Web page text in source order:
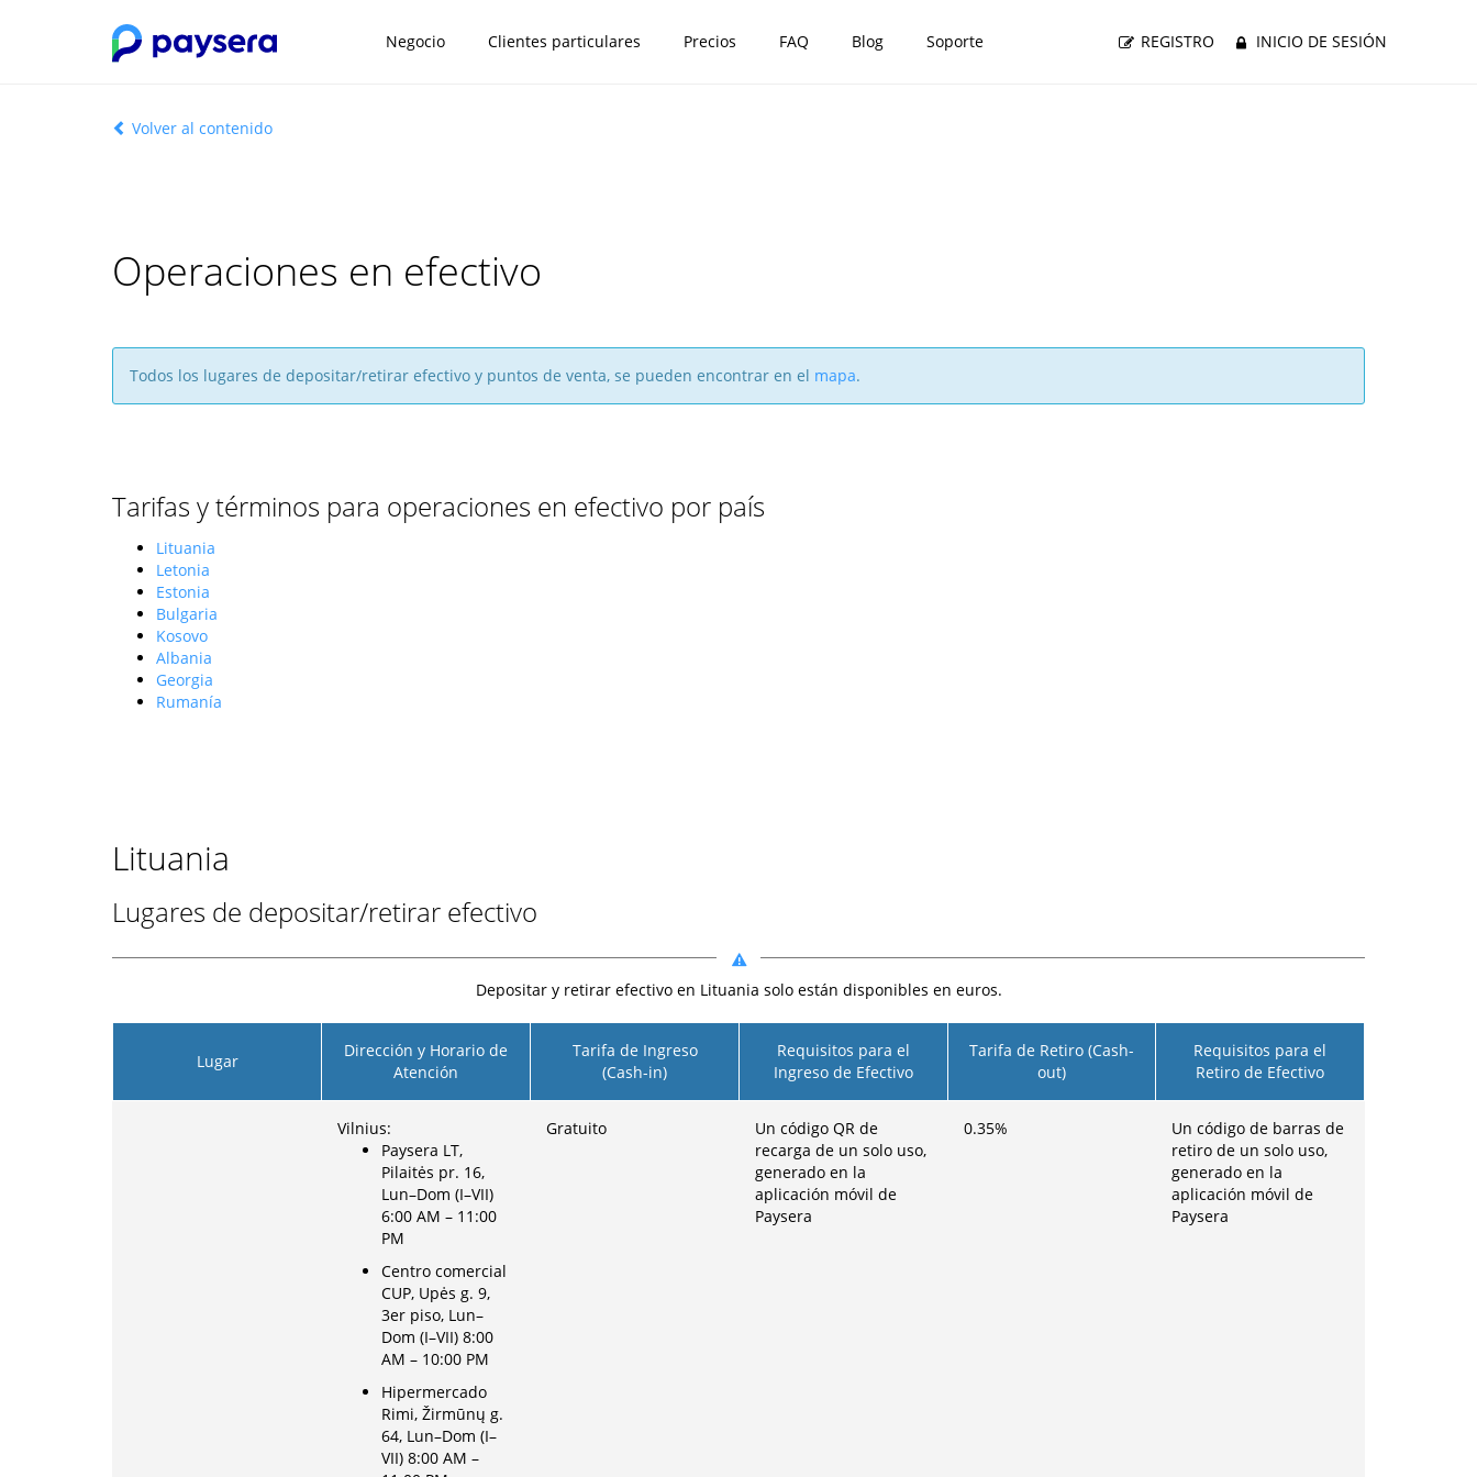
Negocio Clientes particulares Precios FAQ Blog Soporte REGISTRO INICIO DE SESIÓN
Volver al contenido
Operaciones en efectivo
Todos los lugares de depositar/retirar efectivo y puntos de venta, se pueden encontrar en el mapa.
Tarifas y términos para operaciones en efectivo por país
Lituania
Letonia
Estonia
Bulgaria
Kosovo
Albania
Georgia
Rumanía
Lituania
Lugares de depositar/retirar efectivo
Depositar y retirar efectivo en Lituania solo están disponibles en euros.
Lugar
Dirección y Horario de
Atención
Tarifa de Ingreso
(Cash-in)
Requisitos para el
Ingreso de Efectivo
Tarifa de Retiro (Cash-
out)
Requisitos para el
Retiro de Efectivo
Vilnius:
Paysera LT,
Pilaitės pr. 16,
Lun–Dom (I–VII)
6:00 AM – 11:00
PM
Centro comercial
CUP, Upės g. 9,
3er piso, Lun–
Dom (I–VII) 8:00
AM – 10:00 PM
Hipermercado
Rimi, Žirmūnų g.
64, Lun–Dom (I–
VII) 8:00 AM –
Gratuito
Un código QR de
recarga de un solo uso,
generado en la
aplicación móvil de
Paysera
0.35%
Un código de barras de
retiro de un solo uso,
generado en la
aplicación móvil de
Paysera